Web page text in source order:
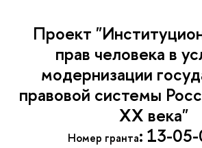
Проект
прав человека в
модернизации
правовой системы
XX века"
Номер гранта: 13-